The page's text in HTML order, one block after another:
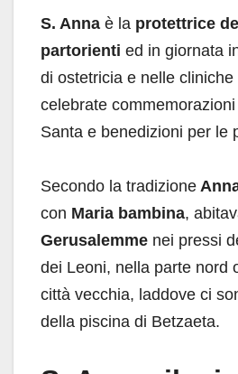
S. Anna è la protettrice
partorienti ed in giornata
di ostetricia e nelle cliniche
celebrate
Santa e benedizioni per le
Secondo la tradizione
con Maria bambina,
Gerusalemme nei pressi
dei Leoni, nella parte nord
città vecchia, laddove ci
della piscina di Betzaeta.